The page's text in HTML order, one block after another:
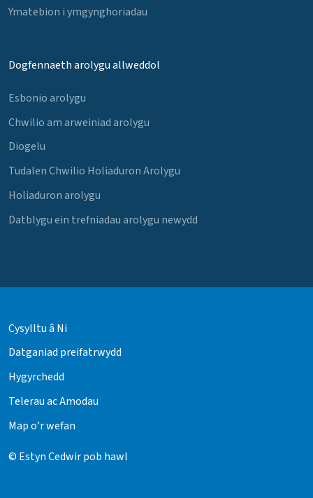
Ymatebion i ymgynghoriadau
Dogfennaeth arolygu allweddol
Esbonio arolygu
Chwilio am arweiniad arolygu
Diogelu
Tudalen Chwilio Holiaduron Arolygu
Holiaduron arolygu
Datblygu ein trefniadau arolygu newydd
Cysylltu â Ni
Datganiad preifatrwydd
Hygyrchedd
Telerau ac Amodau
Map o’r wefan
© Estyn Cedwir pob hawl